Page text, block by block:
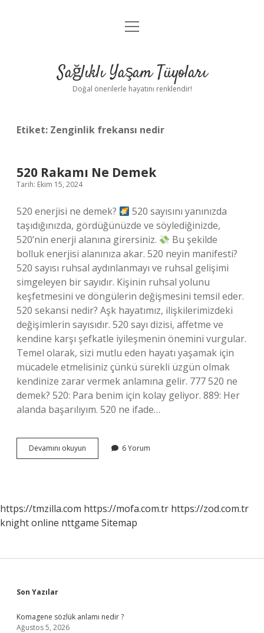
Anasayfa
Yasal Uyarı
menüyü
Sağlıklı Yaşam Tüyoları
Doğal önerilerle hayatını renklendir!
Etiket: Zenginlik frekansı nedir
520 Rakamı Ne Demek
Tarih: Ekim 15, 2024
520 enerjisi ne demek?
520 sayısını yanınızda
taşıdığınızda, gördüğünüzde ve söylediğinizde,
520’nin enerji alanına girersiniz.
Bu şekilde
bolluk enerjisi alanınıza akar. 520 neyin manifesti?
520 sayısı ruhsal aydınlanmayı ve ruhsal gelişimi
simgeleyen bir sayıdır. Kişinin ruhsal yolunu
keşfetmesini ve döngülerin değişmesini temsil eder.
520 sekansi nedir? Aşk hayatımız, ilişkilerimizdeki
değişimlerin sayısıdır. 520 sayı dizisi, affetme ve
kendine karşı şefkatle iyileşmenin önemini vurgular.
Temel olarak, sizi mutlu eden hayatı yaşamak için
mücadele etmelisiniz çünkü sürekli üzgün olmak
kendinize zarar vermek anlamına gelir. 777 520 ne
demek? 520: Para benim için kolay geliyor. 889: Her
alanda başarılıyım. 520 ne ifade…
Devamını okuyun
Rakamı
6 Yorum
https://tmzilla.com https://mofa.com.tr https://zod.com.tr
knight online nttgame Sitemap
Sidebar
Son Yazılar
Komagene sözlük anlamı nedir ?
Ağustos 5, 2026